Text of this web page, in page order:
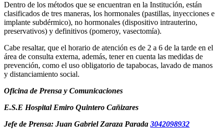
Dentro de los métodos que se encuentran en la Institución, están
clasificados de tres maneras, los hormonales (pastillas, inyecciones e
implante subdérmico), no hormonales (dispositivo intrauterino,
preservativos) y definitivos (pomeroy, vasectomía).
Cabe resaltar, que el horario de atención es de 2 a 6 de la tarde en el
área de consulta externa, además, tener en cuenta las medidas de
prevención, como el uso obligatorio de tapabocas, lavado de manos
y distanciamiento social.
Oficina de Prensa y Comunicaciones
E.S.E Hospital Emiro Quintero Cañizares
Jefe de Prensa: Juan Gabriel Zaraza Parada 3042098932